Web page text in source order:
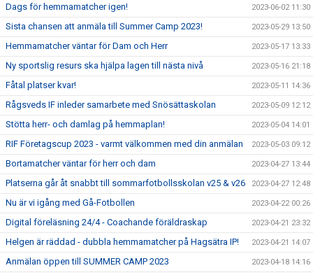
Dags för hemmamatcher igen! 2023-06-02 11:30
Sista chansen att anmäla till Summer Camp 2023! 2023-05-29 13:50
Hemmamatcher väntar för Dam och Herr 2023-05-17 13:33
Ny sportslig resurs ska hjälpa lagen till nästa nivå 2023-05-16 21:18
Fåtal platser kvar! 2023-05-11 14:36
Rågsveds IF inleder samarbete med Snösättaskolan 2023-05-09 12:12
Stötta herr- och damlag på hemmaplan! 2023-05-04 14:01
RIF Företagscup 2023 - varmt välkommen med din anmälan 2023-05-03 09:12
Bortamatcher väntar för herr och dam 2023-04-27 13:44
Platserna går åt snabbt till sommarfotbollsskolan v25 & v26 2023-04-27 12:48
Nu är vi igång med Gå-Fotbollen 2023-04-22 00:26
Digital föreläsning 24/4 - Coachande föräldraskap 2023-04-21 23:32
Helgen är räddad - dubbla hemmamatcher på Hagsätra IP! 2023-04-21 14:07
Anmälan öppen till SUMMER CAMP 2023 2023-04-18 14:16